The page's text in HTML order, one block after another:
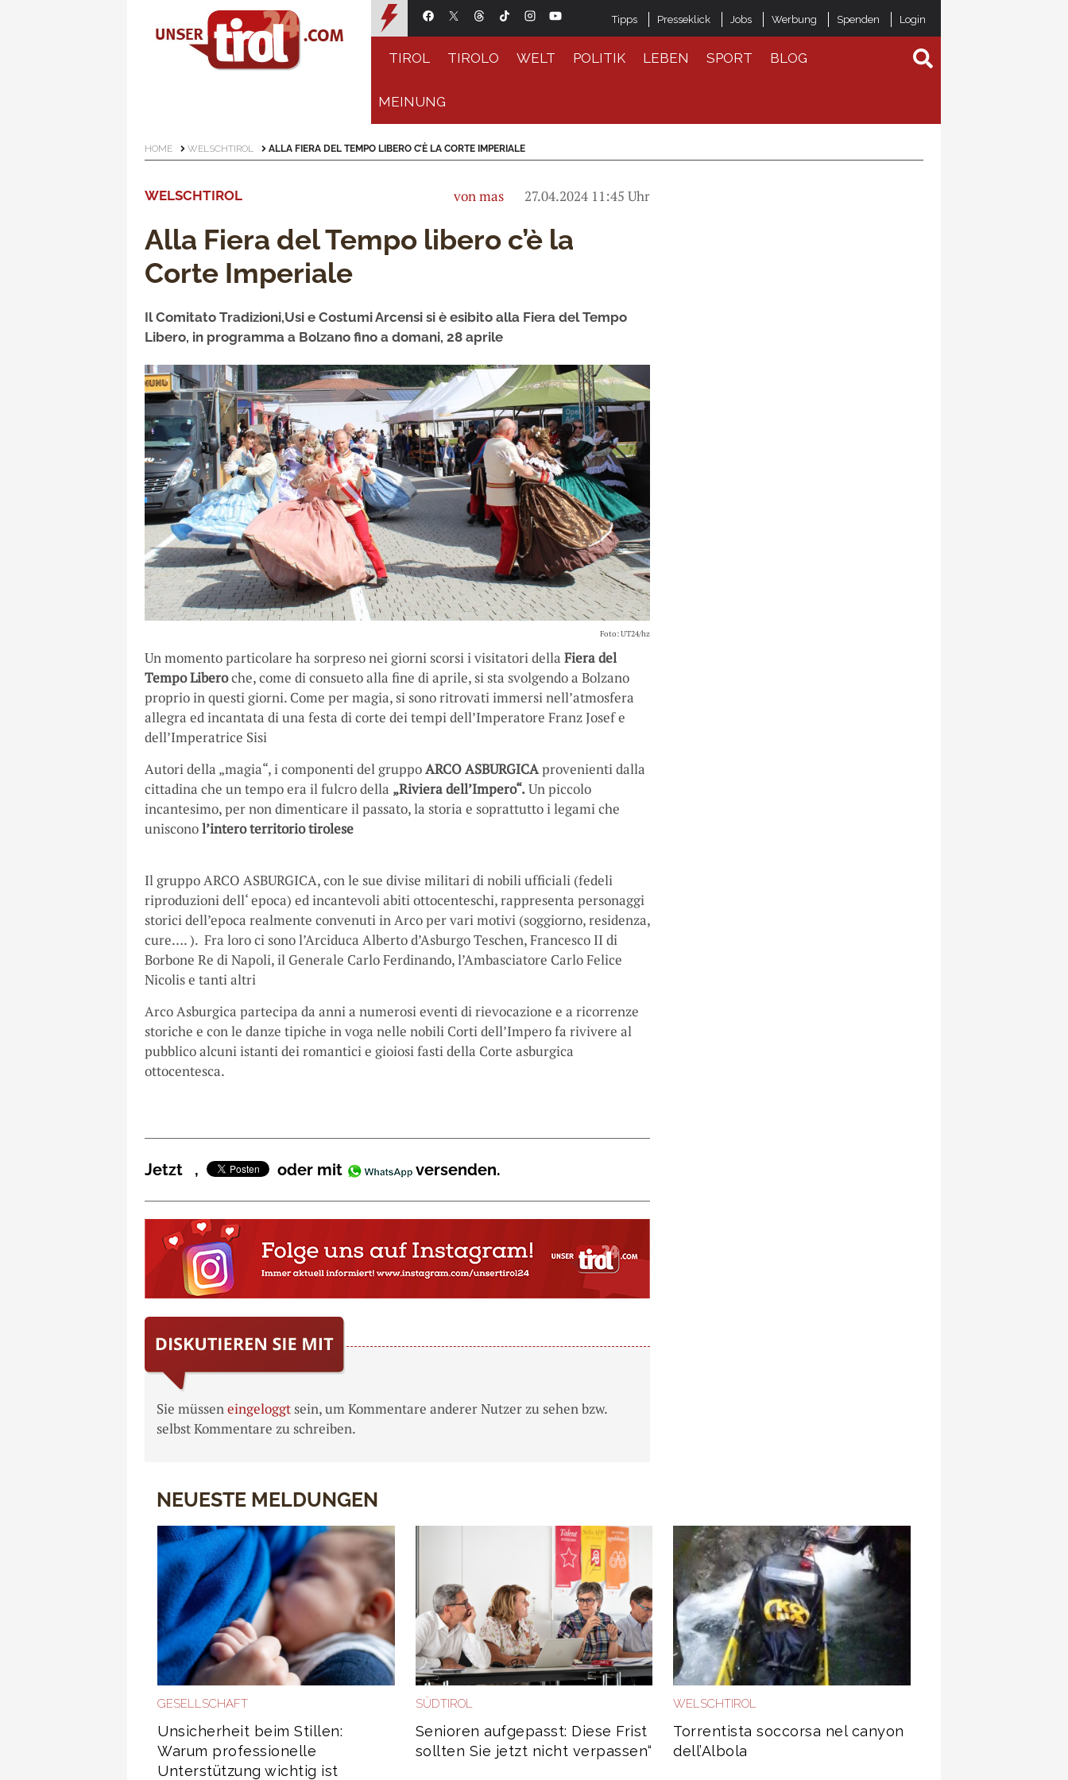
Tipps Presseklick Jobs Werbung Spenden Login
TIROL TIROLO WELT POLITIK LEBEN SPORT BLOG
MEINUNG
HOME WELSCHTIROL ALLA FIERA DEL TEMPO LIBERO C’È LA CORTE IMPERIALE
WELSCHTIROL von mas 27.04.2024 11:45 Uhr
Alla Fiera del Tempo libero c’è la
Corte Imperiale
Il Comitato Tradizioni,Usi e Costumi Arcensi si è esibito alla Fiera del Tempo
Libero, in programma a Bolzano fino a domani, 28 aprile
Foto: UT24/hz
Un momento particolare ha sorpreso nei giorni scorsi i visitatori della Fiera del
Tempo Liberoche, come di consueto alla fine di aprile, si sta svolgendo a Bolzano
proprio in questi giorni. Come per magia, si sono ritrovati immersi nell’atmosfera
allegra ed incantata di una festa di corte dei tempi dell’Imperatore Franz Josef e
dell’Imperatrice Sisi
Autori della „magia“, i componenti del gruppoARCO ASBURGICAprovenienti dalla
cittadina che un tempo era il fulcro della „Riviera dell’Impero“.Un piccolo
incantesimo, per non dimenticare il passato, la storia e soprattutto i legami che
unisconol’intero territorio tirolese
Il gruppo ARCO ASBURGICA, con le sue divise militari di nobili ufficiali (fedeli
riproduzioni dell‘ epoca) ed incantevoli abiti ottocenteschi, rappresenta personaggi
storici dell’epoca realmente convenuti in Arco per vari motivi (soggiorno, residenza,
cure…. ). Fra loro ci sono l’Arciduca Alberto d’Asburgo Teschen, Francesco II di
Borbone Re di Napoli, il Generale Carlo Ferdinando, l’Ambasciatore Carlo Felice
Nicolis e tanti altri
Arco Asburgica partecipa da anni a numerosi eventi di rievocazione e a ricorrenze
storiche e con le danze tipiche in voga nelle nobili Corti dell’Impero fa rivivere al
pubblico alcuni istanti dei romantici e gioiosi fasti della Corte asburgica
ottocentesca.
Jetzt , oder mit versenden.
Sie müsseneingeloggt sein, um Kommentare anderer Nutzer zu sehen bzw.
selbst Kommentare zu schreiben.
NEUESTE MELDUNGEN
GESELLSCHAFT
Unsicherheit beim Stillen:
Warum professionelle
Unterstützung wichtig ist
SÜDTIROL
Senioren aufgepasst: Diese Frist
sollten Sie jetzt nicht verpassen“
WELSCHTIROL
Torrentista soccorsa nel canyon
dell’Albola